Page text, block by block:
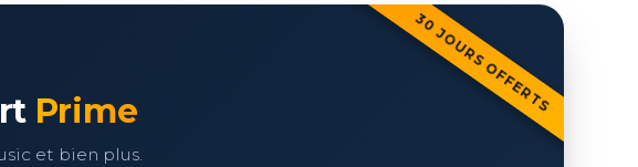
30 JOURS OFFERTS
Prime
et bien plus.